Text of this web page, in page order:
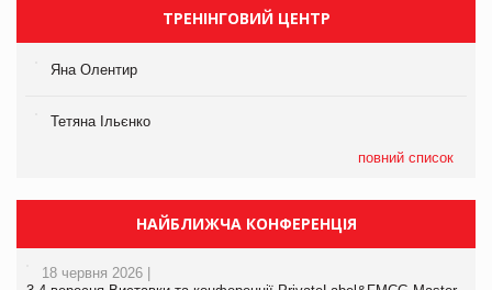
ТРЕНІНГОВИЙ ЦЕНТР
Яна Олентир
Тетяна Ільєнко
повний список
НАЙБЛИЖЧА КОНФЕРЕНЦІЯ
18 червня 2026 |